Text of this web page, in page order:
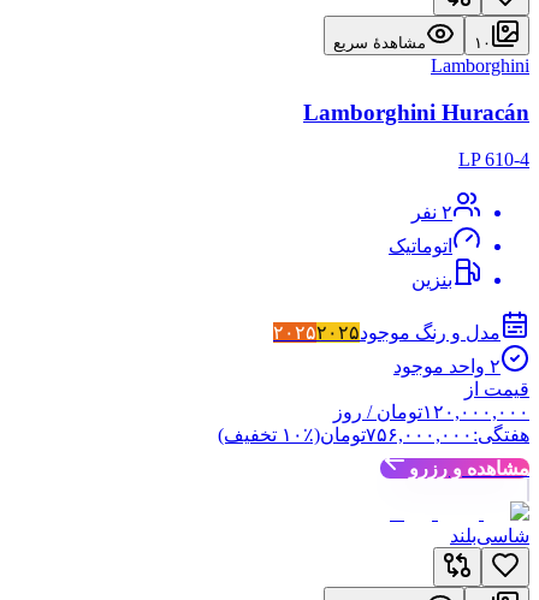
۱۰ مشاهدهٔ سریع
Lamborghini
Lamborghini Huracán
LP 610-4
۲ نفر
اتوماتیک
بنزین
مدل و رنگ موجود ۲۰۲۵۲۰۲۵
۲ واحد موجود
قیمت از
۱۲۰,۰۰۰,۰۰۰تومان / روز
هفتگی: ۷۵۶,۰۰۰,۰۰۰تومان(٪ ۱۰ تخفیف)
مشاهده و رزرو
شاسی‌بلند